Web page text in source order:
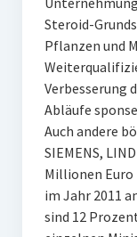
Steroid-
Pflanzen und
Verbesserung
Abläufe
Auch andere
SIEMENS,
Millionen Euro
im Jahr 2011
sind 12